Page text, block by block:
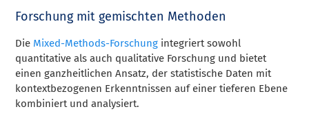
Forschung mit gemischten Methoden
Die Mixed-Methods-Forschung integriert sowohl
quantitative als auch qualitative Forschung und bietet
einen ganzheitlichen Ansatz, der statistische Daten mit
kontextbezogenen Erkenntnissen auf einer tieferen Ebene
kombiniert und analysiert.